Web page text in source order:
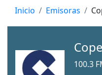
Inicio Emisoras
100.3